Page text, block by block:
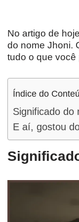
No artigo de
do nome Jhoni.
tudo o que você
Índice do
Significado do
E aí, gostou